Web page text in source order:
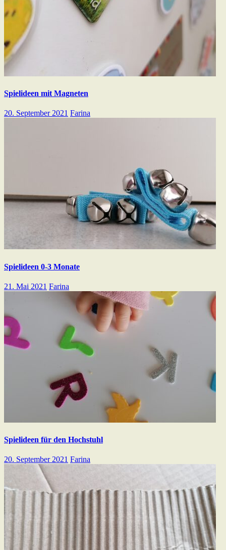
Spielideen mit Magneten
20. September 2021 Farina
Spielideen 0-3 Monate
21. Mai 2021 Farina
Spielideen für den Hochstuhl
20. September 2021 Farina